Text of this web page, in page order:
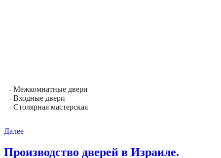
- Межкомнатные двери
- Входные двери
- Столярная мастерская
Далее
Производство дверей в Израиле.